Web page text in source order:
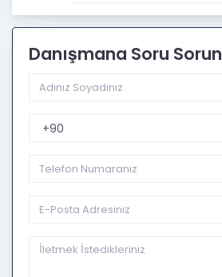
Danışmana Soru Sorun
Telefon Kodu